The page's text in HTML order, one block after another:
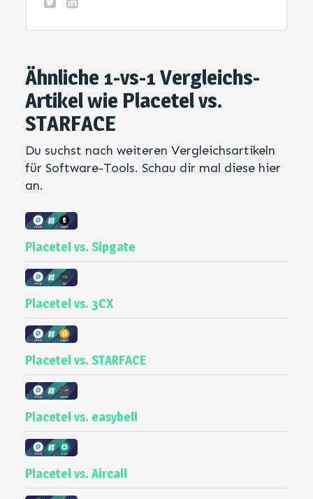
Ähnliche 1-vs-1 Vergleichs-
Artikel wie Placetel vs.
STARFACE
Du suchst nach weiteren Vergleichsartikeln
für Software-Tools. Schau dir mal diese hier
an.
Placetel vs. Sipgate
Placetel vs. 3CX
Placetel vs. STARFACE
Placetel vs. easybell
Placetel vs. Aircall